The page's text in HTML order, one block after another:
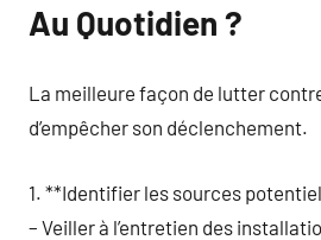
Au Quotidien ?
La meilleure façon de lutter
d’empêcher son déclenchement.
1. **Identifier les sources
– Veiller à l’entretien des